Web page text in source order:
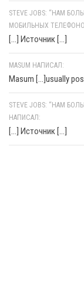
STEVE JOBS: “НАМ
МОБИЛЬНЫХ
[…] Источник […]
MASUM НАПИСАЛ:
Masum [...]usually
STEVE JOBS: “НАМ
НАПИСАЛ:
[…] Источник […]